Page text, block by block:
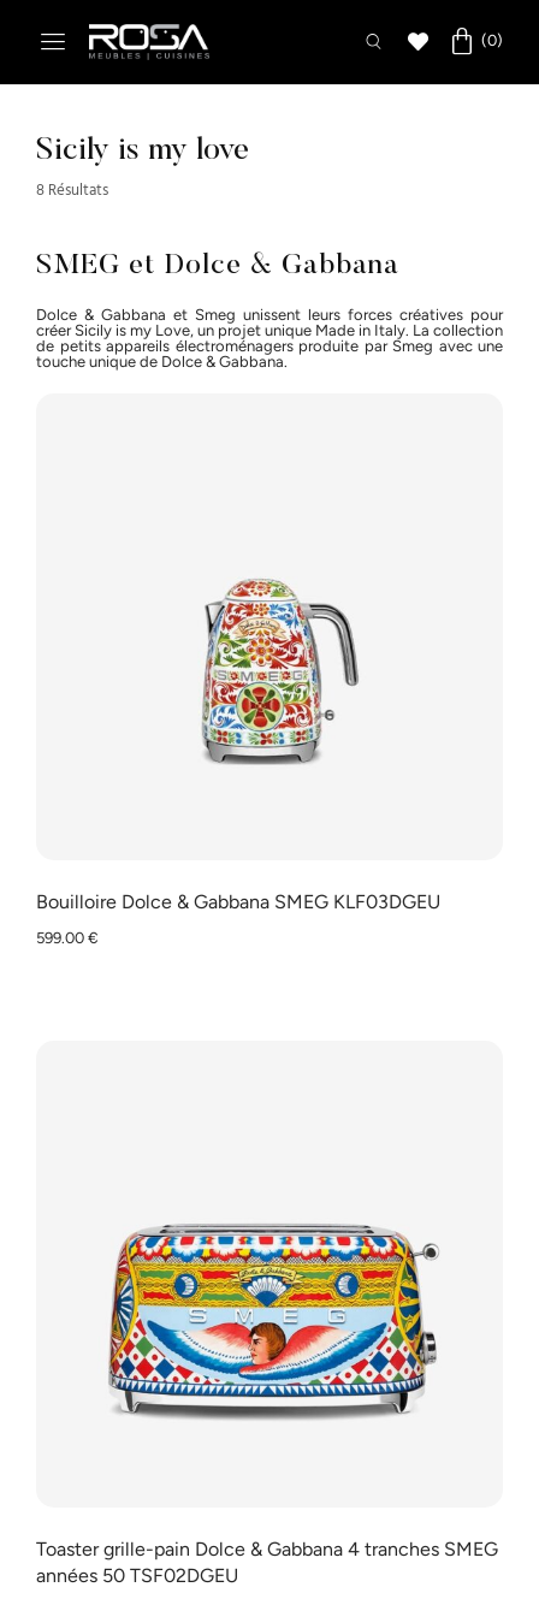
Sicily is my love
8 Résultats
SMEG et Dolce & Gabbana
Dolce & Gabbana et Smeg unissent leurs forces créatives pour
créer Sicily is my Love, un projet unique Made in Italy. La collection
de petits appareils électroménagers produite par Smeg avec une
touche unique de Dolce & Gabbana.
Bouilloire Dolce & Gabbana SMEG KLF03DGEU
599.00 €
Toaster grille-pain Dolce & Gabbana 4 tranches SMEG
années 50 TSF02DGEU